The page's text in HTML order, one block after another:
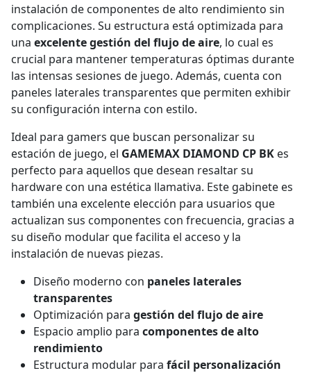
instalación de componentes de alto rendimiento sin
complicaciones. Su estructura está optimizada para
una excelente gestión del flujo de aire, lo cual es
crucial para mantener temperaturas óptimas durante
las intensas sesiones de juego. Además, cuenta con
paneles laterales transparentes que permiten exhibir
su configuración interna con estilo.
Ideal para gamers que buscan personalizar su
estación de juego, el GAMEMAX DIAMOND CP BK es
perfecto para aquellos que desean resaltar su
hardware con una estética llamativa. Este gabinete es
también una excelente elección para usuarios que
actualizan sus componentes con frecuencia, gracias a
su diseño modular que facilita el acceso y la
instalación de nuevas piezas.
Diseño moderno con paneles laterales
transparentes
Optimización para gestión del flujo de aire
Espacio amplio para componentes de alto
rendimiento
Estructura modular para fácil personalización